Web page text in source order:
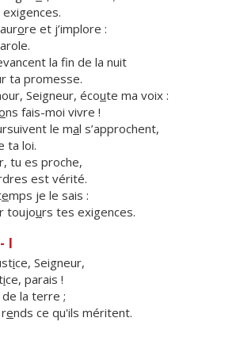
ore et j’implore :
la fn de la nuit
ta promesse.
Seigneur, écoute ma voix :
ns fais-moi vivre !
le mal s’approchent,
ta loi.
r, tu es proche,
est vérité.
emps je le sais :
toujours tes exigences.
I
ice, Seigneur,
ice, parais !
de la terre ;
ends ce qu'ils méritent.